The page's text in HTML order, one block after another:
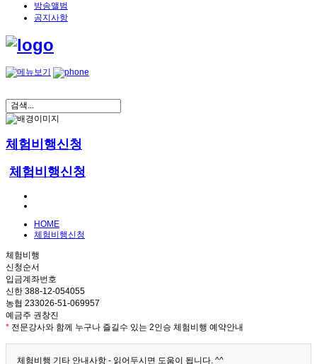
방송앨범
공지사항
체험비행신청
체험비행신청
HOME
체험비행신청
체험비행
신청순서
입금계좌번호
신한 388-12-054055
농협 233026-51-069957
예금주 권창진
* 전문강사와 함께 누구나 즐길수 있는 2인승 체험비행 예약안내
체험비행 기타 안내사항 - 읽어두시면 도움이 됩니다. ^^